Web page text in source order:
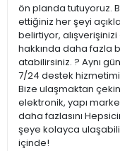
ön planda tutuyoruz.
ettiğiniz her şeyi
belirtiyor,
hakkında daha fazla
atabilirsiniz. ? Aynı
7/24 destek hizmetimiz
Bize ulaşmaktan
elektronik, yapı
daha fazlasını
şeye kolayca
içinde!